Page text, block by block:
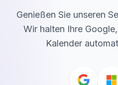
Genießen Sie unseren
Wir halten Ihre
Kalender